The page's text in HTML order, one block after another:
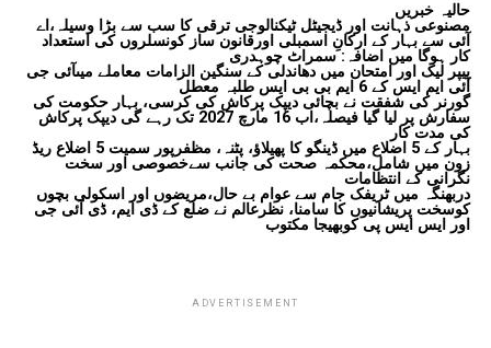
حالیہ خبریں
مصنوعی ذہانت اور ڈیجیٹل ٹیکنالوجی ترقی کا سب سے بڑا وسیلہ،اے
آئی سے بہار کے ارکانِ اسمبلی اورقانون ساز کونسلروں کی استعداد
کار ہوگا میں اضافہ: سمراٹ چوہدری
پیپر لیک اور امتحان میں دھاندلی کے سنگین الزامات معاملے میںآئی جی
آئی ایم ایس کے 6 ایم بی بی ایس طلبہ معطل
گورنر کی شفقت نے بچائی دیپک پرکاش کی کرسی، بہار حکومت کی
سفارش پر لیا گیا فیصلہ،اب 16 مارچ 2027 تک رہے گی دیپک پرکاش
کی مدت کار
بہار کے 5 اضلاع میں ڈینگو کا پھیلاؤ، پٹنہ، مظفرپور سمیت 5 اضلاع ریڈ
زون میں شامل،محکمہ صحت کی جانب سےخصوصی اور سخت
نگرانی کے انتظامات
دربھنگہ میں ٹریفک جام سے عوام بے حال،مریضوں اور اسکولی بچوں
کوسخت پریشانیوں کا سامنا، نظرعالم نے ضلع کے ڈی ایم، ڈی آئی جی
اور ایس ایس پی کوبھیجا مکتوب
ADVERTISEMENT